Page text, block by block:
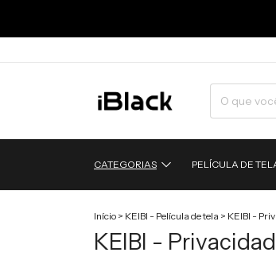
CATEGORIAS PELÍCULA DE
Início > KEIBI - Película de tela > KEIBI -
KEIBI -